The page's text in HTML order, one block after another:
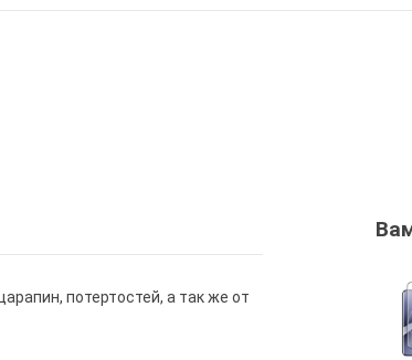
потертостей, а так же от